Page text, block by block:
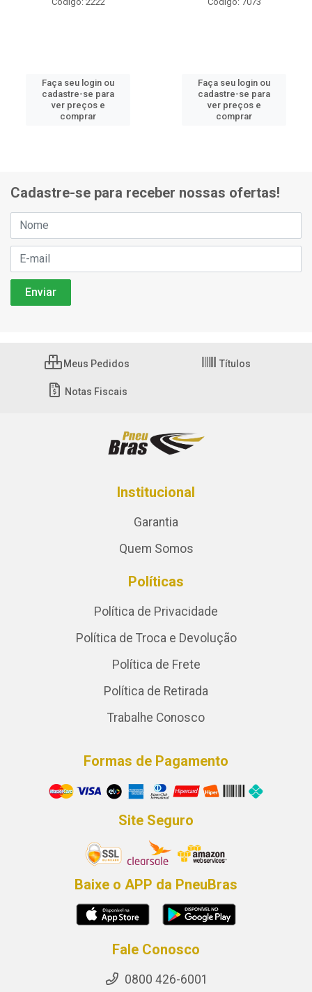
Faça seu login ou
cadastre-se para
ver preços e
comprar
Faça seu login ou
cadastre-se para
ver preços e
comprar
Cadastre-se para receber nossas ofertas!
Meus Pedidos Títulos
Notas Fiscais
Institucional
Garantia
Quem Somos
Políticas
Política de Privacidade
Política de Troca e Devolução
Política de Frete
Política de Retirada
Trabalhe Conosco
Formas de Pagamento
Site Seguro
Baixe o APP da PneuBras
Fale Conosco
0800 426-6001